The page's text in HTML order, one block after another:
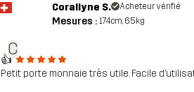
C
Corallyne S. Acheteur vérifié
Mesures : 174cm, 65kg
👍
Petit porte monnaie très utile. Facile